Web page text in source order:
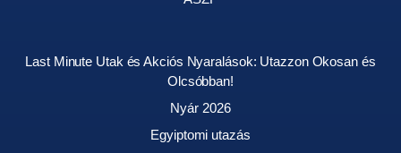
Last Minute Utak és Akciós Nyaralások: Utazzon Okosan és
Olcsóbban!
Nyár 2026
Egyiptomi utazás